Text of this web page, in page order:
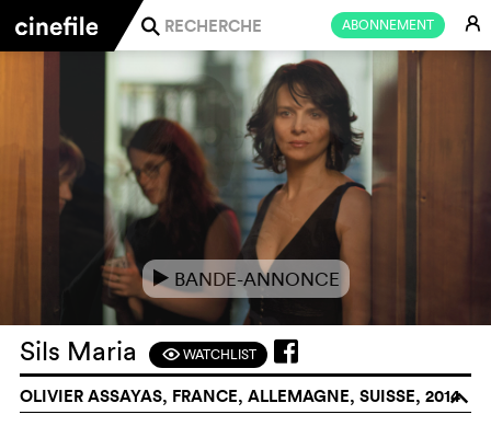
ABONNEMENT E
j
e BANDE-ANNONCE
Sils Maria FWATCHLIST
OLIVIER ASSAYAS, FRANCE, ALLEMAGNE, SUISSE, 2014
o